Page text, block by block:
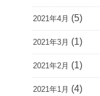
2021年4月 (5)
2021年3月 (1)
2021年2月 (1)
2021年1月 (4)